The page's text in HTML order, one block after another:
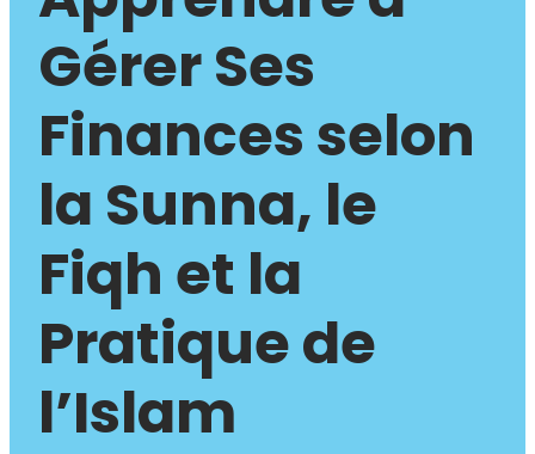
Gérer Ses
Finances selon
la Sunna, le
Fiqh et la
Pratique de
l’Islam